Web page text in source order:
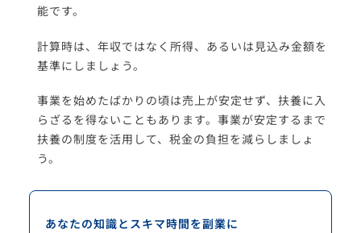
能です。
計算時は、年収ではなく所得、あるいは見込み金額を
基準にしましょう。
事業を始めたばかりの頃は売上が安定せず、扶養に入
らざるを得ないこともあります。事業が安定するまで
扶養の制度を活用して、税金の負担を減らしましょ
う。
あなたの知識とスキマ時間を副業に